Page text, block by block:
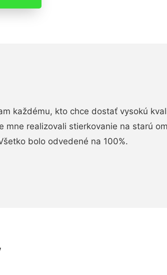
každému, kto chce dostať vysokú
mne realizovali stierkovanie na starú
bolo odvedené na 100%.